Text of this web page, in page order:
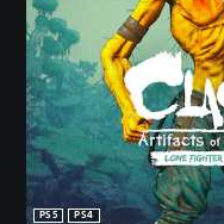
PS5
PS4